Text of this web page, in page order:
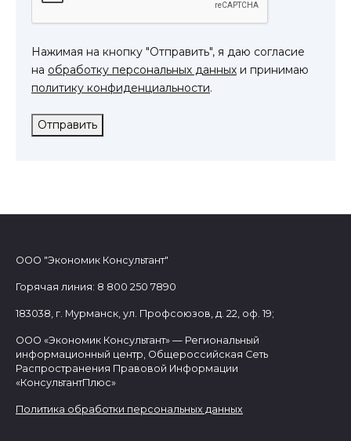
Нажимая на кнопку "Отправить", я даю согласие
на обработку персональных данных и принимаю
политику конфиденциальности.
Отправить
ООО "Экономик Консультант"
Горячая линия: 8 800 250 7890
183038, г. Мурманск, ул. Профсоюзов, д. 22, оф. 19;
ООО «Экономик Консультант» — Региональный
информационный центр, Общероссийская Сеть
Распространения Правовой Информации
«КонсультантПлюс»
Политика обработки персональных данных